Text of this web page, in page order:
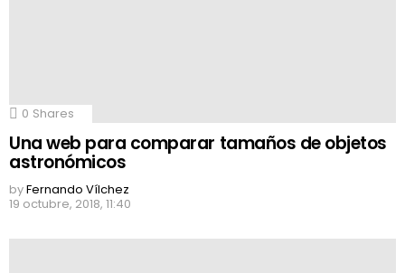
0 Shares
Una web para comparar tamaños de objetos
astronómicos
byFernando Vílchez
19 octubre, 2018, 11:40